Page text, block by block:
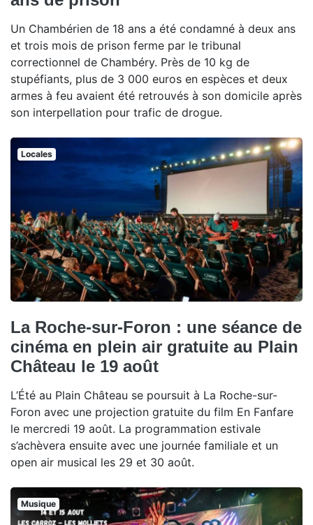
Un Chambérien de 18 ans a été condamné à deux ans
et trois mois de prison ferme par le tribunal
correctionnel de Chambéry. Près de 10 kg de
stupéfiants, plus de 3 000 euros en espèces et deux
armes à feu avaient été retrouvés à son domicile après
son interpellation pour trafic de drogue.
Locales
La Roche-sur-Foron : une séance de
cinéma en plein air gratuite au Plain
Château le 19 août
L’Été au Plain Château se poursuit à La Roche-sur-
Foron avec une projection gratuite du film En Fanfare
le mercredi 19 août. La programmation estivale
s’achèvera ensuite avec une journée familiale et un
open air musical les 29 et 30 août.
Musique